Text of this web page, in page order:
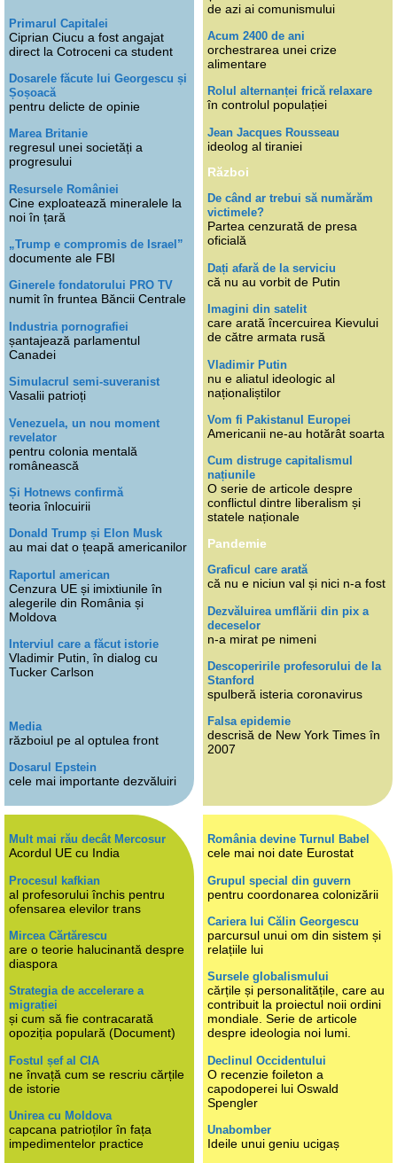
Primarul Capitalei
Ciprian Ciucu a fost angajat
direct la Cotroceni ca student
Dosarele făcute lui Georgescu și
Șoșoacă
pentru delicte de opinie
Marea Britanie
regresul unei societăți a
progresului
Resursele României
Cine exploatează mineralele la
noi în țară
„Trump e compromis de Israel”
documente ale FBI
Ginerele fondatorului PRO TV
numit în fruntea Băncii Centrale
Industria pornografiei
șantajează parlamentul
Canadei
Simulacrul semi-suveranist
Vasalii patrioți
Venezuela, un nou moment
revelator
pentru colonia mentală
românească
Și Hotnews confirmă
teoria înlocuirii
Donald Trump și Elon Musk
au mai dat o țeapă americanilor
Raportul american
Cenzura UE și imixtiunile în
alegerile din România și
Moldova
Interviul care a făcut istorie
Vladimir Putin, în dialog cu
Tucker Carlson
Media
războiul pe al optulea front
Dosarul Epstein
cele mai importante dezvăluiri
de azi ai comunismului
Acum 2400 de ani
orchestrarea unei crize
alimentare
Rolul alternanței frică relaxare
în controlul populației
Jean Jacques Rousseau
ideolog al tiraniei
Război
De când ar trebui să numărăm
victimele?
Partea cenzurată de presa
oficială
Dați afară de la serviciu
că nu au vorbit de Putin
Imagini din satelit
care arată încercuirea Kievului
de către armata rusă
Vladimir Putin
nu e aliatul ideologic al
naționaliștilor
Vom fi Pakistanul Europei
Americanii ne-au hotărât soarta
Cum distruge capitalismul
națiunile
O serie de articole despre
conflictul dintre liberalism și
statele naționale
Pandemie
Graficul care arată
că nu e niciun val și nici n-a fost
Dezvăluirea umflării din pix a
deceselor
n-a mirat pe nimeni
Descoperirile profesorului de la
Stanford
spulberă isteria coronavirus
Falsa epidemie
descrisă de New York Times în
2007
Mult mai rău decât Mercosur
Acordul UE cu India
Procesul kafkian
al profesorului închis pentru
ofensarea elevilor trans
Mircea Cărtărescu
are o teorie halucinantă despre
diaspora
Strategia de accelerare a
migrației
și cum să fie contracarată
opoziția populară (Document)
Fostul șef al CIA
ne învață cum se rescriu cărțile
de istorie
Unirea cu Moldova
capcana patrioților în fața
impedimentelor practice
România devine Turnul Babel
cele mai noi date Eurostat
Grupul special din guvern
pentru coordonarea colonizării
Cariera lui Călin Georgescu
parcursul unui om din sistem și
relațiile lui
Sursele globalismului
cărțile și personalitățile, care au
contribuit la proiectul noii ordini
mondiale. Serie de articole
despre ideologia noi lumi.
Declinul Occidentului
O recenzie foileton a
capodoperei lui Oswald
Spengler
Unabomber
Ideile unui geniu ucigaș